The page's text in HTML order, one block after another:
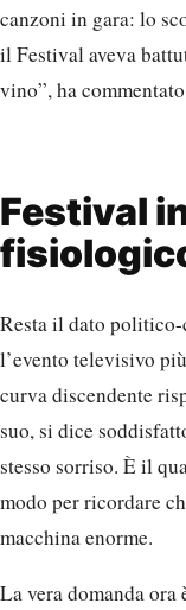
canzoni in gara: lo
il Festival aveva
vino”, ha
Festival
Resta il dato
l’evento televisivo
curva discendente
suo, si dice
stesso sorriso. È il
modo per ricordare
macchina enorme.
La vera domanda ora